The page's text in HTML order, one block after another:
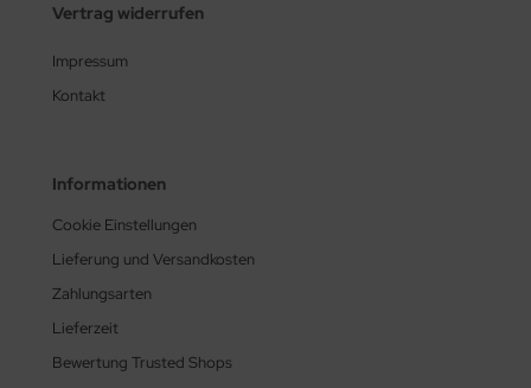
Vertrag widerrufen
Impressum
Kontakt
Informationen
Cookie Einstellungen
Lieferung und Versandkosten
Zahlungsarten
Lieferzeit
Bewertung Trusted Shops